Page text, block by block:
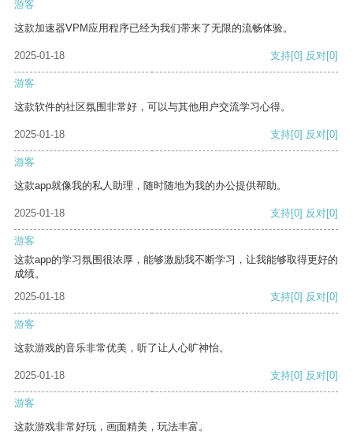
游客
这款加速器VPM应用程序已经为我们带来了无限的流畅体验。
2025-01-18 支持[0] 反对[0]
游客
这款软件的社区氛围非常好，可以与其他用户交流学习心得。
2025-01-18 支持[0] 反对[0]
游客
这款app就像我的私人助理，随时随地为我的办公提供帮助。
2025-01-18 支持[0] 反对[0]
游客
这款app的学习氛围很浓厚，能够激励我不断学习，让我能够取得更好的
成绩。
2025-01-18
支持[0] 反对[0]
游客
这款游戏的音乐非常优美，听了让人心旷神怡。
2025-01-18 支持[0] 反对[0]
游客
这款游戏非常好玩，画面精美，玩法丰富。